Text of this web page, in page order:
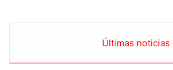
Últimas noticias